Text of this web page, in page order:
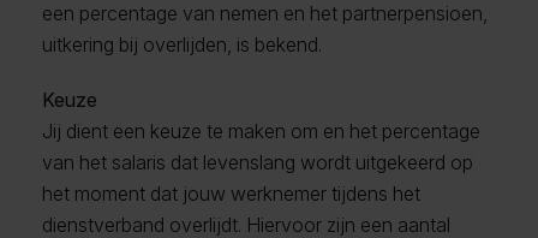
een percentage van nemen en het partnerpensioen,
uitkering bij overlijden, is bekend.
Keuze
Jij dient een keuze te maken om en het percentage
van het salaris dat levenslang wordt uitgekeerd op
het moment dat jouw werknemer tijdens het
dienstverband overlijdt. Hiervoor zijn een aantal